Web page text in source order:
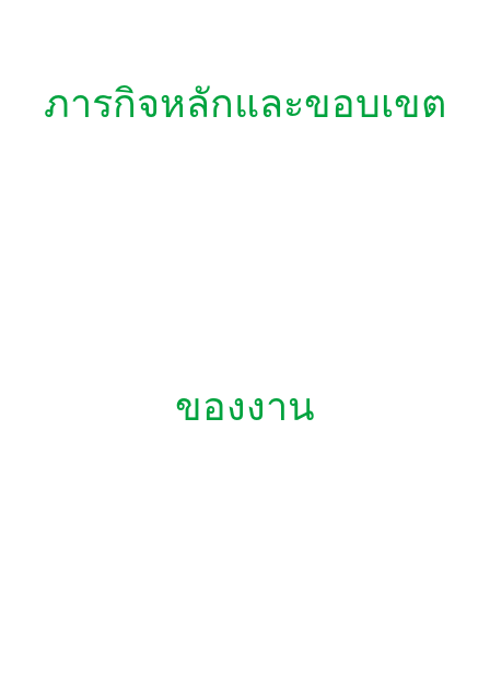
ภารกิจหลักและขอบเขต
ของงาน